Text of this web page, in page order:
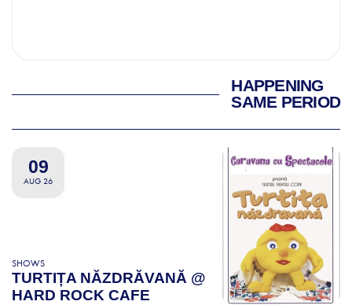
HAPPENING
SAME PERIOD
09
AUG 26
SHOWS
TURTIȚA NĂZDRĂVANĂ @
HARD ROCK CAFE